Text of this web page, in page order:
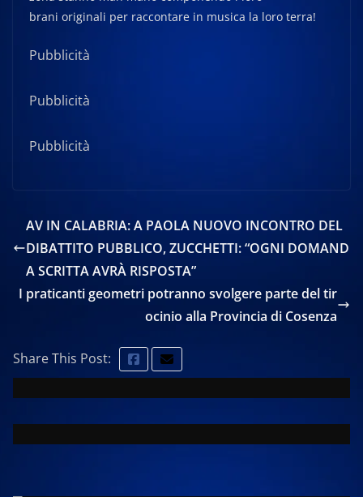
brani originali per raccontare in musica la loro terra!
Pubblicità
Pubblicità
Pubblicità
AV IN CALABRIA: A PAOLA NUOVO INCONTRO DEL
DIBATTITO PUBBLICO, ZUCCHETTI: “OGNI DOMAND
A SCRITTA AVRÀ RISPOSTA”
I praticanti geometri potranno svolgere parte del tir
ocinio alla Provincia di Cosenza
Share This Post: